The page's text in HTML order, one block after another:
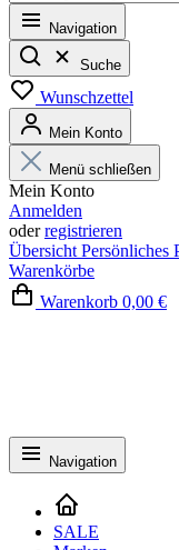
Navigation
Suche
Wunschzettel
Mein Konto
Menü schließen
Mein Konto
Anmelden
oderregistrieren
Übersicht Persönliches
Warenkörbe
Warenkorb 0,00 €
Navigation
SALE